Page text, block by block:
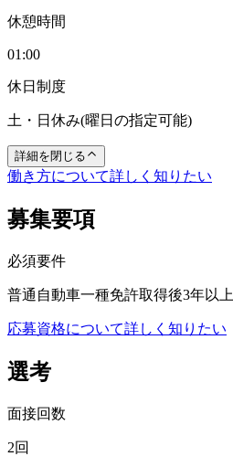
休憩時間
01:00
休日制度
土・日休み(曜日の指定可能)
詳細を閉じる
働き方について詳しく知りたい
募集要項
必須要件
普通自動車一種免許取得後3年以上
応募資格について詳しく知りたい
選考
面接回数
2回